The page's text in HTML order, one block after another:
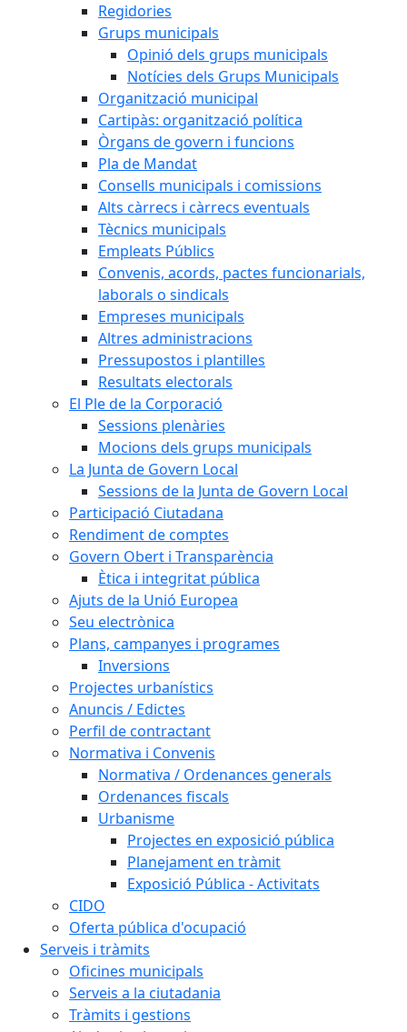
Regidories
Grups municipals
Opinió dels grups municipals
Notícies dels Grups Municipals
Organització municipal
Cartipàs: organització política
Òrgans de govern i funcions
Pla de Mandat
Consells municipals i comissions
Alts càrrecs i càrrecs eventuals
Tècnics municipals
Empleats Públics
Convenis, acords, pactes funcionarials,
laborals o sindicals
Empreses municipals
Altres administracions
Pressupostos i plantilles
Resultats electorals
El Ple de la Corporació
Sessions plenàries
Mocions dels grups municipals
La Junta de Govern Local
Sessions de la Junta de Govern Local
Participació Ciutadana
Rendiment de comptes
Govern Obert i Transparència
Ètica i integritat pública
Ajuts de la Unió Europea
Seu electrònica
Plans, campanyes i programes
Inversions
Projectes urbanístics
Anuncis / Edictes
Perfil de contractant
Normativa i Convenis
Normativa / Ordenances generals
Ordenances fiscals
Urbanisme
Projectes en exposició pública
Planejament en tràmit
Exposició Pública - Activitats
CIDO
Oferta pública d'ocupació
Serveis i tràmits
Oficines municipals
Serveis a la ciutadania
Tràmits i gestions